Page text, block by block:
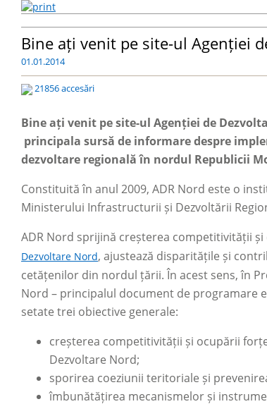
Bine ați venit pe site-ul Agenției
01.01.2014
21856 accesări
Bine ați venit pe site-ul Agenției de
principala sursă de informare despre
dezvoltare regională în nordul Republicii
Constituită în anul 2009, ADR Nord este o
Ministerului Infrastructurii și Dezvoltării
ADR Nord sprijină creșterea competitivității
Dezvoltare Nord, ajustează disparitățile și
cetățenilor din nordul țării. În acest sens, în
Nord – principalul document de programare
setate trei obiective generale:
creșterea competitivității și ocupării
Dezvoltare Nord;
sporirea coeziunii teritoriale și
îmbunătățirea mecanismelor și